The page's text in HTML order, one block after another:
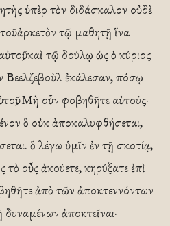
ὑπὲρ τὸν διδάσκαλον οὐδὲ
ἀρκετὸν τῷ μαθητῇ ἵνα
καὶ τῷ δούλῳ ὡς ὁ κύριος
Βεελζεβοὺλ ἐκάλεσαν, πόσῳ
Μὴ οὖν φοβηθῆτε αὐτούς·
ὃ οὐκ ἀποκαλυφθήσεται,
ὃ λέγω ὑμῖν ἐν τῇ σκοτίᾳ,
τὸ οὖς ἀκούετε, κηρύξατε ἐπὶ
ἀπὸ τῶν ἀποκτεννόντων
ἀποκτεῖναι·